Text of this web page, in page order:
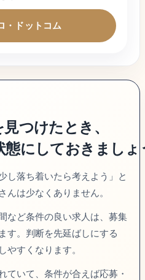
・ドットコム
つけたとき、
態にしておきましょ
し落ち着いたら考えよう」と
んは少なくありません。
など条件の良い求人は、募集
す。判断を先延ばしにする
やすくなります。
ていて、条件が合えば応募・